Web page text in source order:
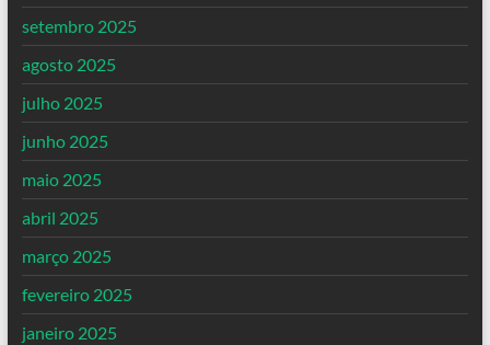
setembro 2025
agosto 2025
julho 2025
junho 2025
maio 2025
abril 2025
março 2025
fevereiro 2025
janeiro 2025